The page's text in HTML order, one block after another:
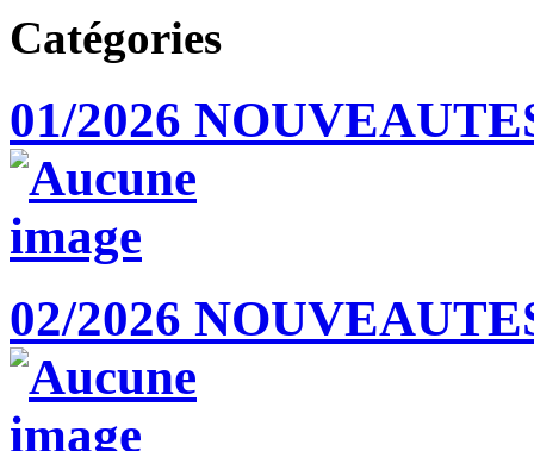
Catégories
01/2026
02/2026